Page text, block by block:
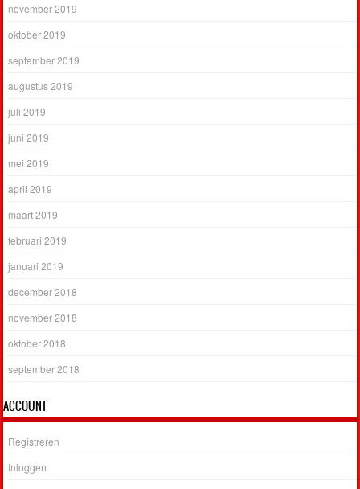
november 2019
oktober 2019
september 2019
augustus 2019
juli 2019
juni 2019
mei 2019
april 2019
maart 2019
februari 2019
januari 2019
december 2018
november 2018
oktober 2018
september 2018
ACCOUNT
Registreren
Inloggen